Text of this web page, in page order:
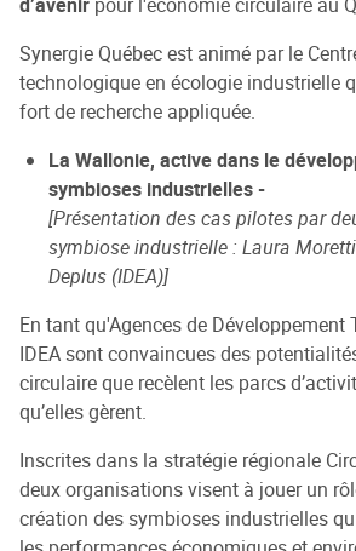
Synergie Québec est animé par le
technologique en écologie industrielle
fort de recherche appliquée.
La Wallonie, active dans le
symbioses industrielles -
[Présentation des cas pilotes par
symbiose industrielle : Laura
Deplus (IDEA)]
En tant qu'Agences de Développement
IDEA sont convaincues des
circulaire que recèlent les parcs
qu’elles gèrent.
Inscrites dans la stratégie régionale
deux organisations visent à jouer un
création des symbioses industrielles